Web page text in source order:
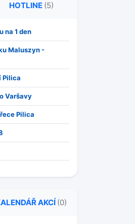
HOTLINE (5)
na 1 den
Maluszyn -
Pilica
Varšavy
Pilica
AKCÍ (0)